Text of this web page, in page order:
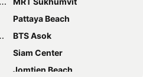
Grande Centre Point Surawong Bangkok
Centra By Centara Hotel Bangkok Phra Nakhon
Carlton Hotel Bangkok Sukhumvit
The Okura Prestige Bangkok
Ibis Styles Bangkok Silom
Pattaya Beach
BTS Asok
Siam Center
Jomtien Beach